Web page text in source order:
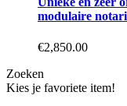
modulaire
€2,850.00
Zoeken
Kies je favoriete item!